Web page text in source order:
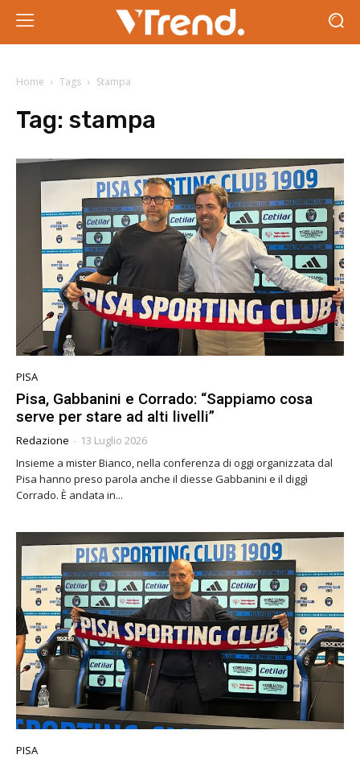
Home Tags Stampa
Tag: stampa
PISA
Pisa, Gabbanini e Corrado: “Sappiamo cosa
serve per stare ad alti livelli”
Redazione - 13 Luglio 2026
Insieme a mister Bianco, nella conferenza di oggi organizzata dal
Pisa hanno preso parola anche il diesse Gabbanini e il diggì
Corrado. È andata in...
PISA